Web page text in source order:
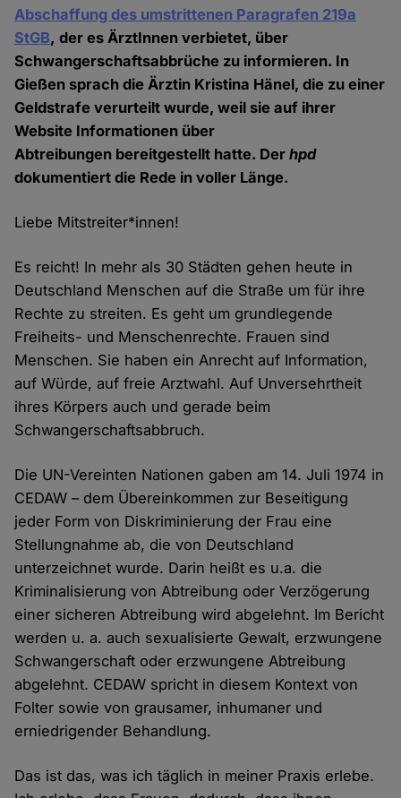
Abschaffung des umstrittenen Paragrafen 219a
StGB, der es ÄrztInnen verbietet, über
Schwangerschaftsabbrüche zu informieren. In
Gießen sprach die Ärztin Kristina Hänel, die zu einer
Geldstrafe verurteilt wurde, weil sie auf ihrer
Website Informationen über
Abtreibungen bereitgestellt hatte. Derhpd
dokumentiert die Rede in voller Länge.
Liebe Mitstreiter*innen!
Es reicht! In mehr als 30 Städten gehen heute in
Deutschland Menschen auf die Straße um für ihre
Rechte zu streiten. Es geht um grundlegende
Freiheits- und Menschenrechte. Frauen sind
Menschen. Sie haben ein Anrecht auf Information,
auf Würde, auf freie Arztwahl. Auf Unversehrtheit
ihres Körpers auch und gerade beim
Schwangerschaftsabbruch.
Die UN-Vereinten Nationen gaben am 14. Juli 1974 in
CEDAW – dem Übereinkommen zur Beseitigung
jeder Form von Diskriminierung der Frau eine
Stellungnahme ab, die von Deutschland
unterzeichnet wurde. Darin heißt es u.a. die
Kriminalisierung von Abtreibung oder Verzögerung
einer sicheren Abtreibung wird abgelehnt. Im Bericht
werden u. a. auch sexualisierte Gewalt, erzwungene
Schwangerschaft oder erzwungene Abtreibung
abgelehnt. CEDAW spricht in diesem Kontext von
Folter sowie von grausamer, inhumaner und
erniedrigender Behandlung.
Das ist das, was ich täglich in meiner Praxis erlebe.